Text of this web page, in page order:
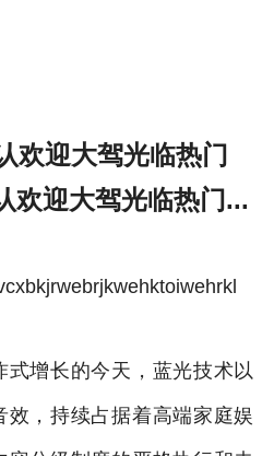
欢迎大驾光临热门
欢迎大驾光临热门...
增长的今天，蓝光技术以
效，持续占据着高端家庭娱